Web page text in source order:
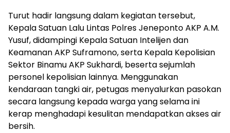
Turut hadir langsung dalam kegiatan tersebut,
Kepala Satuan Lalu Lintas Polres Jeneponto AKP A.M.
Yusuf, didampingi Kepala Satuan Intelijen dan
Keamanan AKP Suframono, serta Kepala Kepolisian
Sektor Binamu AKP Sukhardi, beserta sejumlah
personel kepolisian lainnya. Menggunakan
kendaraan tangki air, petugas menyalurkan pasokan
secara langsung kepada warga yang selama ini
kerap menghadapi kesulitan mendapatkan akses air
bersih.